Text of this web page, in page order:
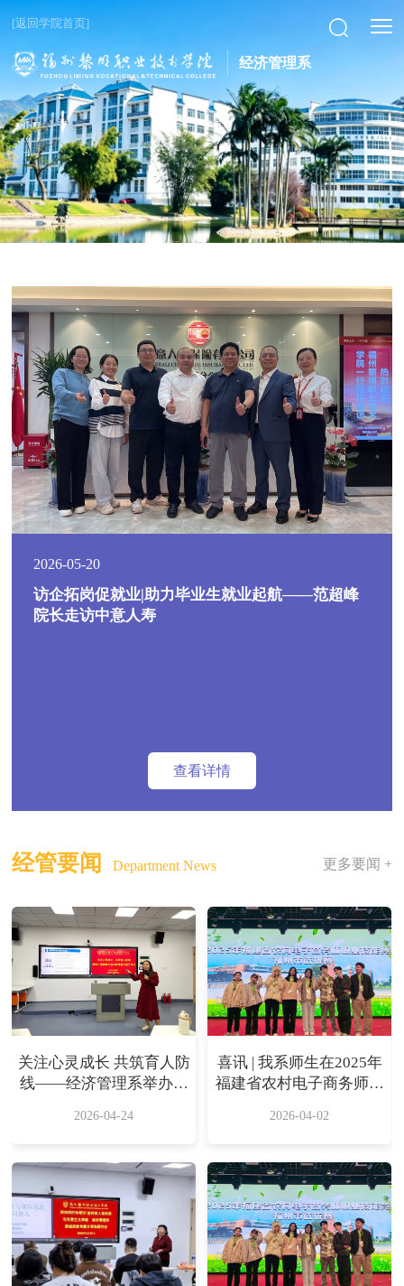
[返回学院首页]
经济管理系
2026-05-20
访企拓岗促就业|助力毕业生就业起航——范超峰
院长走访中意人寿
查看详情
经管要闻 Department News 更多要闻 +
关注心灵成长 共筑育人防
线——经济管理系举办教
力提升培训
2026-04-24
喜讯 | 我系师生在2025年
福建省农村电子商务师职
中斩获佳绩
2026-04-02